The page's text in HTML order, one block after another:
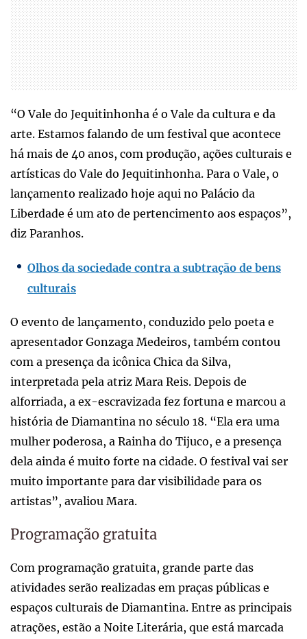
“O Vale do Jequitinhonha é o Vale da cultura e da
arte. Estamos falando de um festival que acontece
há mais de 40 anos, com produção, ações culturais e
artísticas do Vale do Jequitinhonha. Para o Vale, o
lançamento realizado hoje aqui no Palácio da
Liberdade é um ato de pertencimento aos espaços”,
diz Paranhos.
Olhos da sociedade contra a subtração de bens
culturais
O evento de lançamento, conduzido pelo poeta e
apresentador Gonzaga Medeiros, também contou
com a presença da icônica Chica da Silva,
interpretada pela atriz Mara Reis. Depois de
alforriada, a ex-escravizada fez fortuna e marcou a
história de Diamantina no século 18. “Ela era uma
mulher poderosa, a Rainha do Tijuco, e a presença
dela ainda é muito forte na cidade. O festival vai ser
muito importante para dar visibilidade para os
artistas”, avaliou Mara.
Programação gratuita
Com programação gratuita, grande parte das
atividades serão realizadas em praças públicas e
espaços culturais de Diamantina. Entre as principais
atrações, estão a Noite Literária, que está marcada